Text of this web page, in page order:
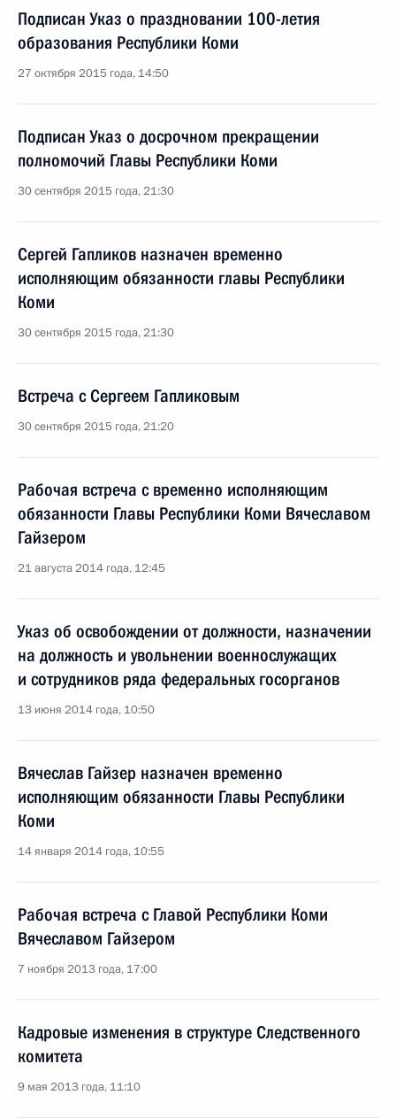
Подписан Указ о праздновании 100-летия
образования Республики Коми
27 октября 2015 года, 14:50
Подписан Указ о досрочном прекращении
полномочий Главы Республики Коми
30 сентября 2015 года, 21:30
Сергей Гапликов назначен временно
исполняющим обязанности главы Республики
Коми
30 сентября 2015 года, 21:30
Встреча с Сергеем Гапликовым
30 сентября 2015 года, 21:20
Рабочая встреча с временно исполняющим
обязанности Главы Республики Коми Вячеславом
Гайзером
21 августа 2014 года, 12:45
Указ об освобождении от должности, назначении
на должность и увольнении военнослужащих
и сотрудников ряда федеральных госорганов
13 июня 2014 года, 10:50
Вячеслав Гайзер назначен временно
исполняющим обязанности Главы Республики
Коми
14 января 2014 года, 10:55
Рабочая встреча с Главой Республики Коми
Вячеславом Гайзером
7 ноября 2013 года, 17:00
Кадровые изменения в структуре Следственного
комитета
9 мая 2013 года, 11:10